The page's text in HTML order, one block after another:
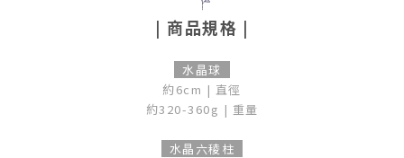
| 商品規格 |
水晶球
約6cm | 直徑
約320-360g | 重量
水晶六稜柱